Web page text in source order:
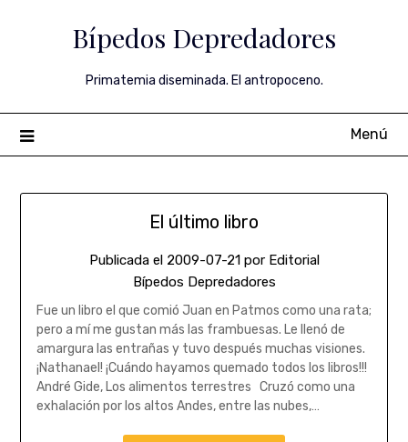
Bípedos Depredadores
Primatemia diseminada. El antropoceno.
Menú
El último libro
Publicada el 2009-07-21por Editorial
Bípedos Depredadores
Fue un libro el que comió Juan en Patmos como una rata;
pero a mí me gustan más las frambuesas. Le llenó de
amargura las entrañas y tuvo después muchas visiones.
¡Nathanael! ¡Cuándo hayamos quemado todos los libros!!!
André Gide, Los alimentos terrestres Cruzó como una
exhalación por los altos Andes, entre las nubes,…